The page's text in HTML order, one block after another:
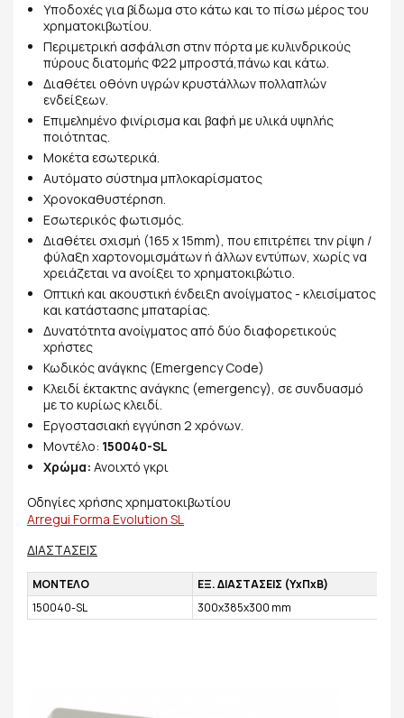
Υποδοχές για βίδωμα στο κάτω και το πίσω μέρος του
χρηματοκιβωτίου.
Περιμετρική ασφάλιση στην πόρτα με κυλινδρικούς
πύρους διατομής Φ22 μπροστά,πάνω και κάτω.
Διαθέτει οθόνη υγρών κρυστάλλων πολλαπλών
ενδείξεων.
Επιμελημένο φινίρισμα και βαφή με υλικά υψηλής
ποιότητας.
Μοκέτα εσωτερικά.
Αυτόματο σύστημα μπλοκαρίσματος
Χρονοκαθυστέρηση.
Εσωτερικός φωτισμός.
Διαθέτει σχισμή (165 x 15mm), που επιτρέπει την ρίψη /
φύλαξη χαρτονομισμάτων ή άλλων εντύπων, χωρίς να
χρειάζεται να ανοίξει το χρηματοκιβώτιο.
Οπτική και ακουστική ένδειξη ανοίγματος - κλεισίματος
και κατάστασης μπαταρίας.
Δυνατότητα ανοίγματος από δύο διαφορετικούς
χρήστες
Κωδικός ανάγκης (Emergency Code)
Κλειδί έκτακτης ανάγκης (emergency), σε συνδυασμό
με το κυρίως κλειδί.
Εργοστασιακή εγγύηση 2 χρόνων.
Μοντέλο: 150040-SL
Χρώμα: Ανοιχτό γκρι
Οδηγίες χρήσης χρηματοκιβωτίου
Arregui Forma Evolution SL
ΔΙΑΣΤΑΣΕΙΣ
ΜΟΝΤΕΛΟ
ΕΞ. ΔΙΑΣΤΑΣΕΙΣ (ΥxΠxΒ)
150040-SL
300x385x300 mm